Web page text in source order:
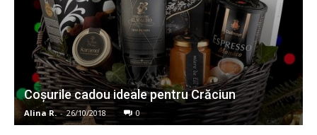
Coșurile cadou ideale pentru Crăciun
Alina R. - 26/10/2018 0